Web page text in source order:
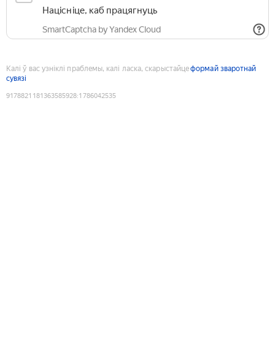
Націсніце, каб працягнуць
SmartCaptcha by Yandex Cloud
Калі ў вас узніклі праблемы, калі ласка, скарыстайцеформай зваротнай
сувязі
9178821181363585928:1786042535